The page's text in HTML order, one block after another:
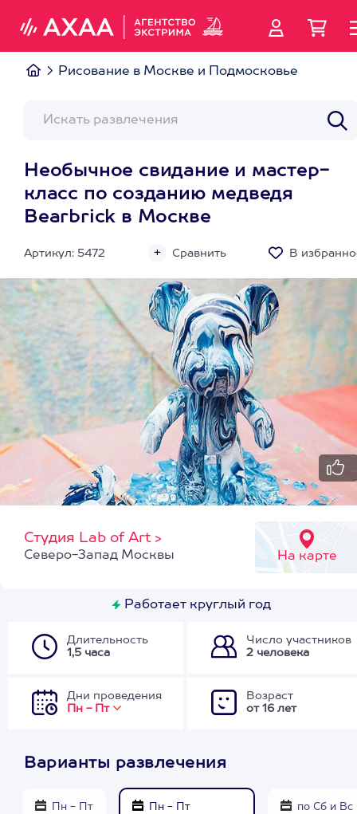
Рисование в Москве и Подмосковье
Необычное свидание и мастер-
класс по созданию медведя
Bearbrick в Москве
Артикул: 5472 Сравнить В
Студия Lab of Art >
На карте
Северо-Запад Москвы
Работает круглый год
Длительность
1,5 часа
Число участников
2 человека
Дни проведения
Пн - Пт
Возраст
от 16 лет
Варианты развлечения
Пн - Пт
Пн - Пт
по Сб и Вс